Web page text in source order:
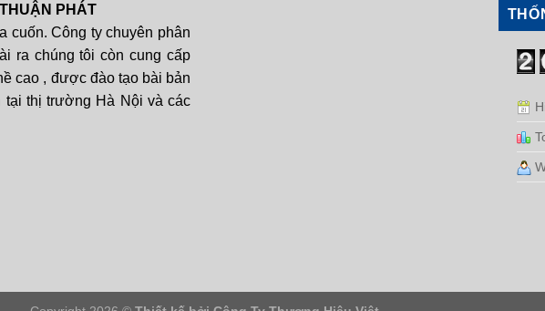
PHÁT
cuốn. Công ty chuyên phân
ra chúng tôi còn cung cấp
cao , được đào tạo bài bản
tại thị trường Hà Nội và các